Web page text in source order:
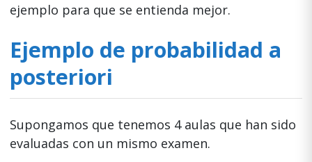
ejemplo para que se entienda mejor.
Ejemplo de probabilidad a
posteriori
Supongamos que tenemos 4 aulas que han sido
evaluadas con un mismo examen.